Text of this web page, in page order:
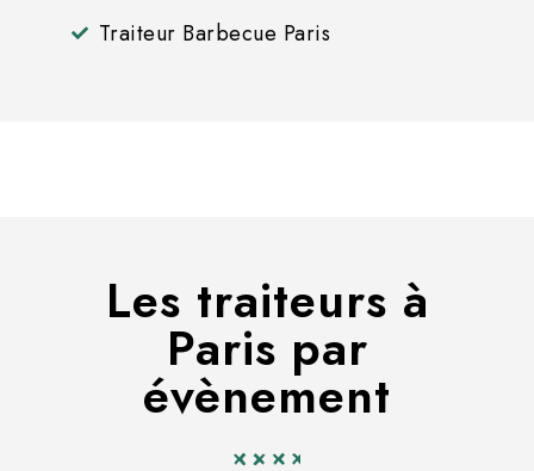
Traiteur Barbecue Paris
Les traiteurs à
Paris par
évènement